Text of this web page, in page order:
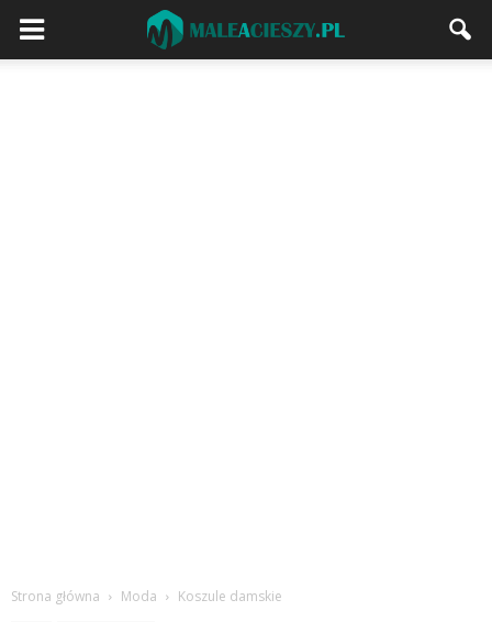
Strona główna Moda Koszule damskie